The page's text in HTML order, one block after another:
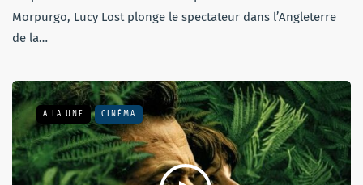
Morpurgo, Lucy Lost plonge le spectateur dans l’Angleterre
de la…
A LA UNE CINÉMA